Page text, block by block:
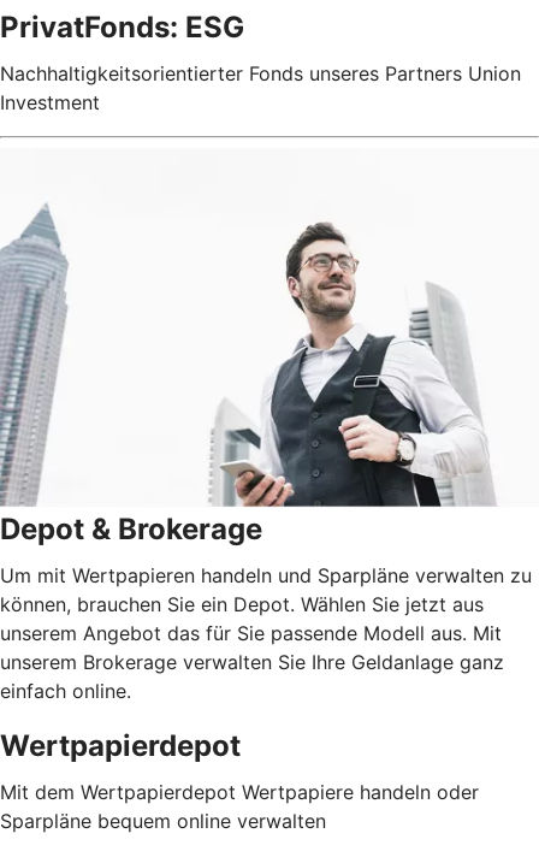
PrivatFonds: ESG
Nachhaltigkeitsorientierter Fonds unseres Partners Union
Investment
Depot & Brokerage
Um mit Wertpapieren handeln und Sparpläne verwalten zu
können, brauchen Sie ein Depot. Wählen Sie jetzt aus
unserem Angebot das für Sie passende Modell aus. Mit
unserem Brokerage verwalten Sie Ihre Geldanlage ganz
einfach online.
Wertpapierdepot
Mit dem Wertpapierdepot Wertpapiere handeln oder
Sparpläne bequem online verwalten